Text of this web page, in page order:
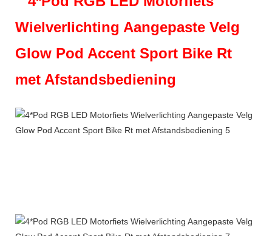
Wielverlichting Aangepaste Velg
Glow Pod Accent Sport Bike Rt
met Afstandsbediening